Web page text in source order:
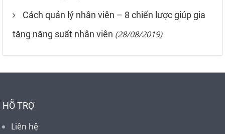
Cách quản lý nhân viên – 8 chiến lược giúp gia
tăng năng suất nhân viên (28/08/2019)
HỖ TRỢ
Liên hệ